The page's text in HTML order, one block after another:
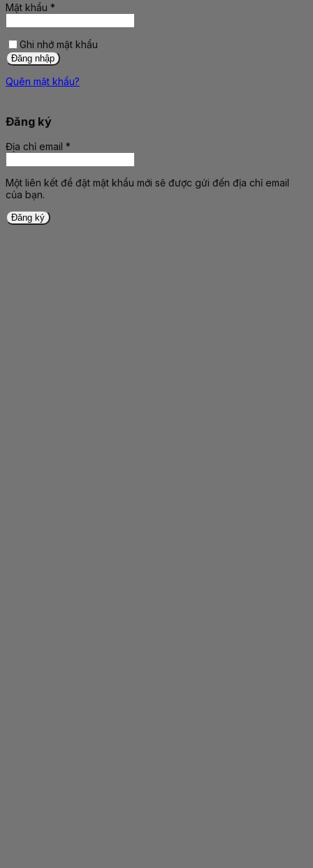
Mật khẩu *
Bắt
Ghi nhớ mật khẩu
Đăng nhập
Quên mật khẩu?
Đăng ký
Địa chỉ email *
Bắt
Một liên kết để đặt mật khẩu mới sẽ được gửi đến địa chỉ email
của bạn.
Đăng ký